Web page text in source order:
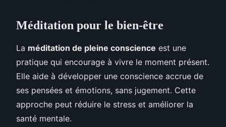
Méditation pour le bien-être
La méditation de pleine conscience est une
pratique qui encourage à vivre le moment présent.
Elle aide à développer une conscience accrue de
ses pensées et émotions, sans jugement. Cette
approche peut réduire le stress et améliorer la
santé mentale.